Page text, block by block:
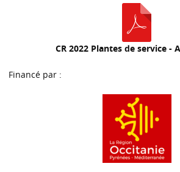
CR 2022 Plantes de service -
Financé par :